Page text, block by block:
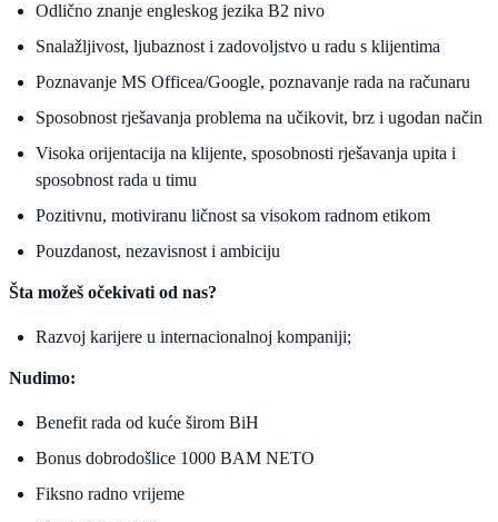
Odlično znanje engleskog jezika B2 nivo
Snalažljivost, ljubaznost i zadovoljstvo u radu s klijentima
Poznavanje MS Officea/Google, poznavanje rada na računaru
Sposobnost rješavanja problema na učikovit, brz i ugodan način
Visoka orijentacija na klijente, sposobnosti rješavanja upita i
sposobnost rada u timu
Pozitivnu, motiviranu ličnost sa visokom radnom etikom
Pouzdanost, nezavisnost i ambiciju
Šta možeš očekivati od nas?
Razvoj karijere u internacionalnoj kompaniji;
Nudimo:
Benefit rada od kuće širom BiH
Bonus dobrodošlice 1000 BAM NETO
Fiksno radno vrijeme